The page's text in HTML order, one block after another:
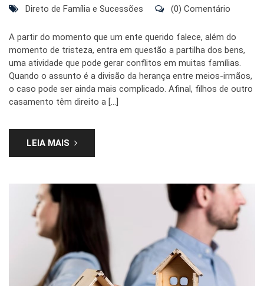
Direto de Família e Sucessões (0) Comentário
A partir do momento que um ente querido falece, além do
momento de tristeza, entra em questão a partilha dos bens,
uma atividade que pode gerar conflitos em muitas famílias.
Quando o assunto é a divisão da herança entre meios-irmãos,
o caso pode ser ainda mais complicado. Afinal, filhos de outro
casamento têm direito a […]
LEIA MAIS